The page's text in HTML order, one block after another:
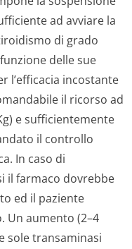
ad avviare la
di grado
delle sue
l’efficacia incostante
il ricorso ad
e sufficientemente
il controllo
In caso di
il farmaco dovrebbe
ed il paziente
Un aumento (2–4
sole transaminasi